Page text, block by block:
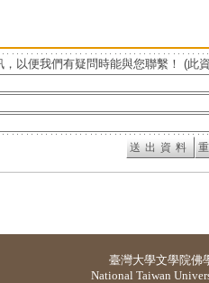
，以便我們有疑問時能與您聯繫！ (此
臺灣大學文學院佛
National Taiwan